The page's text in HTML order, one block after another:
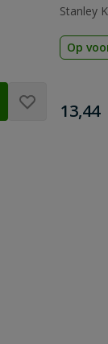
Stanley
Op
€
13,44